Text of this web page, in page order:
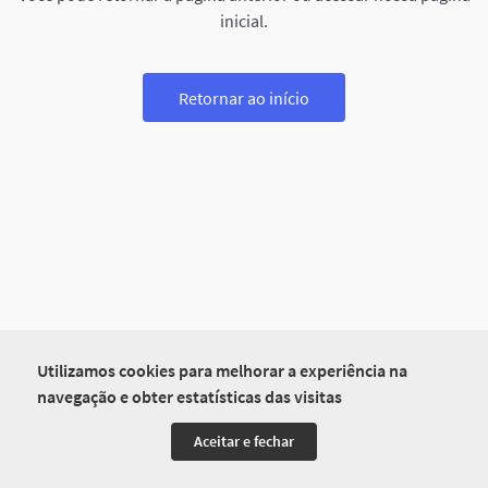
Utilizamos cookies para melhorar a experiência na
navegação e obter estatísticas das visitas
Aceitar e fechar
inicial.
Retornar ao início